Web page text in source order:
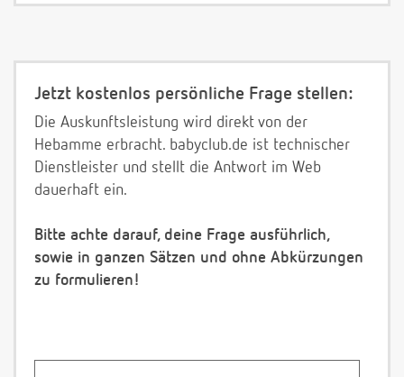
Jetzt kostenlos persönliche Frage stellen:
Die Auskunftsleistung wird direkt von der
Hebamme erbracht. babyclub.de ist technischer
Dienstleister und stellt die Antwort im Web
dauerhaft ein.
Bitte achte darauf, deine Frage ausführlich,
sowie in ganzen Sätzen und ohne Abkürzungen
zu formulieren!